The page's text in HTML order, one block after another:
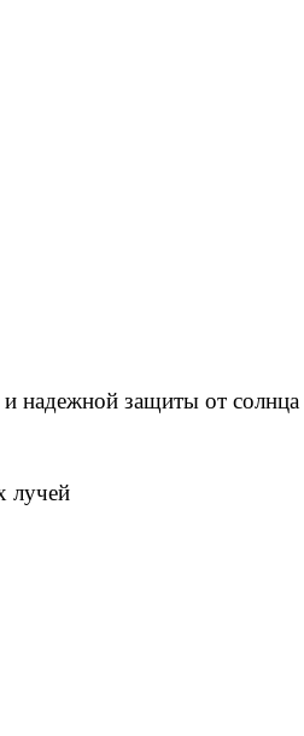
и надежной защиты от солнца
лучей